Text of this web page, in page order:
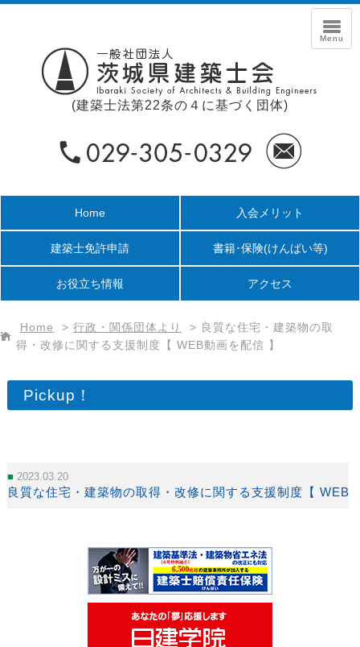
(建築士法第22条の４に基づく団体)
Home 入会メリット
建築士免許申請 書籍･保険(けんばい等)
お役立ち情報 アクセス
Home > 行政・関係団体より > 良質な住宅・建築物の取
得・改修に関する支援制度【 WEB動画を配信 】
Pickup！
2023.03.20
良質な住宅・建築物の取得・改修に関する支援制度【 WEB